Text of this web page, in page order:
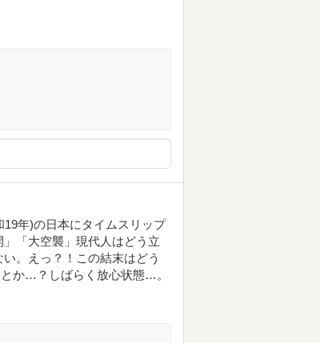
年)の日本にタイムスリップ
「大空襲」現代人はどう立
。えっ？！この結末はどう
か…？しばらく放心状態…。